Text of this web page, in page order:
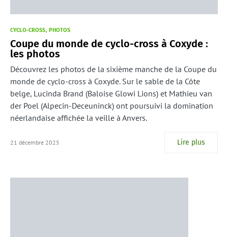
CYCLO-CROSS PHOTOS
Coupe du monde de cyclo-cross à Coxyde :
les photos
Découvrez les photos de la sixième manche de la Coupe du
monde de cyclo-cross à Coxyde. Sur le sable de la Côte
belge, Lucinda Brand (Baloise Glowi Lions) et Mathieu van
der Poel (Alpecin-Deceuninck) ont poursuivi la domination
néerlandaise affichée la veille à Anvers.
21 décembre 2025 Lire plus